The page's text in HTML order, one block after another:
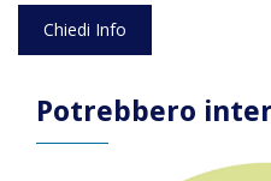
Chiedi Info
Potrebbero